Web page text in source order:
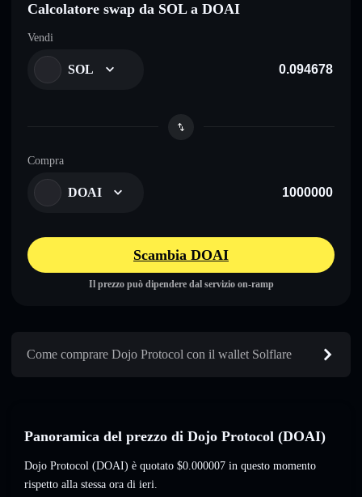
Calcolatore swap da SOL a DOAI
Vendi
SOL
Compra
DOAI
Scambia DOAI
Il prezzo può dipendere dal servizio on-ramp
Come comprare Dojo Protocol con il wallet Solflare
Panoramica del prezzo di Dojo Protocol (DOAI)
Dojo Protocol (DOAI) è quotato $0.000007 in questo momento
rispetto alla stessa ora di ieri.